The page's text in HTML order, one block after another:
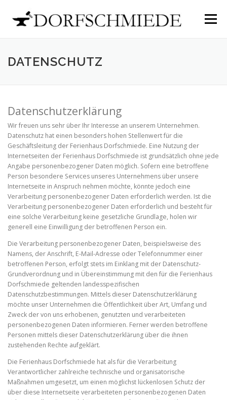
Menü
DATENSCHUTZ
Datenschutzerklärung
Wir freuen uns sehr über Ihr Interesse an unserem Unternehmen.
Datenschutz hat einen besonders hohen Stellenwert für die
Geschäftsleitung der Ferienhaus Dorfschmiede. Eine Nutzung der
Internetseiten der Ferienhaus Dorfschmiede ist grundsätzlich ohne jede
Angabe personenbezogener Daten möglich. Sofern eine betroffene
Person besondere Services unseres Unternehmens über unsere
Internetseite in Anspruch nehmen möchte, könnte jedoch eine
Verarbeitung personenbezogener Daten erforderlich werden. Ist die
Verarbeitung personenbezogener Daten erforderlich und besteht für
eine solche Verarbeitung keine gesetzliche Grundlage, holen wir
generell eine Einwilligung der betroffenen Person ein.
Die Verarbeitung personenbezogener Daten, beispielsweise des
Namens, der Anschrift, E-Mail-Adresse oder Telefonnummer einer
betroffenen Person, erfolgt stets im Einklang mit der Datenschutz-
Grundverordnung und in Übereinstimmung mit den für die Ferienhaus
Dorfschmiede geltenden landesspezifischen
Datenschutzbestimmungen. Mittels dieser Datenschutzerklärung
möchte unser Unternehmen die Öffentlichkeit über Art, Umfang und
Zweck der von uns erhobenen, genutzten und verarbeiteten
personenbezogenen Daten informieren. Ferner werden betroffene
Personen mittels dieser Datenschutzerklärung über die ihnen
zustehenden Rechte aufgeklärt.
Die Ferienhaus Dorfschmiede hat als für die Verarbeitung
Verantwortlicher zahlreiche technische und organisatorische
Maßnahmen umgesetzt, um einen möglichst lückenlosen Schutz der
über diese Internetseite verarbeiteten personenbezogenen Daten